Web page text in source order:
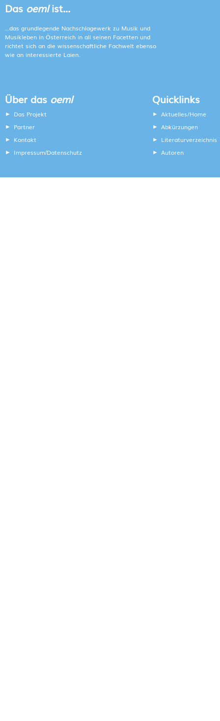
Das oemlist...
...das grundlegende Nachschlagewerk zu Musik und
Musikleben in Österreich in all seinen Facetten und
richtet sich an die wissenschaftliche Fachwelt ebenso
wie an interessierte Laien.
Über das oeml
Das Projekt
Partner
Kontakt
Impressum/Datenschutz
Quicklinks
Aktuelles/Home
Abkürzungen
Literaturverzeichnis
Autoren